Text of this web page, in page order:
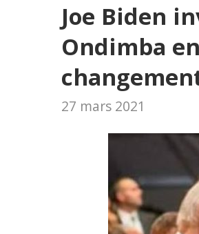
Joe Biden
Ondimba
27 mars 2021